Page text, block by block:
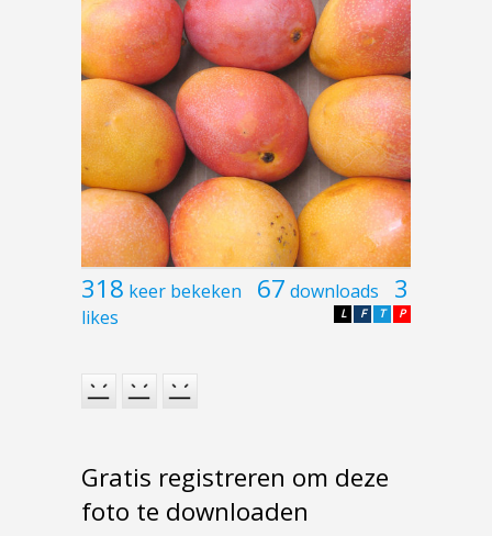
318 keer bekeken 67 downloads 3
likes P
T
F
L
Gratis registreren om deze
foto te downloaden